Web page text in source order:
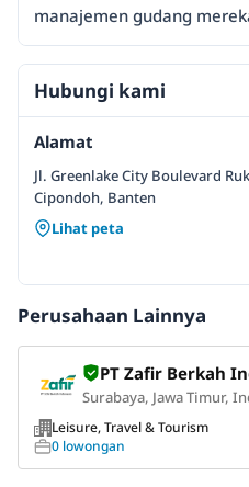
manajemen gudang
Hubungi kami
Alamat
Jl. Greenlake City Boulevard
Cipondoh, Banten
Lihat peta
Perusahaan Lainnya
PT Zafir Berkah
Surabaya, Jawa Timur,
Leisure, Travel & Tourism
0 lowongan